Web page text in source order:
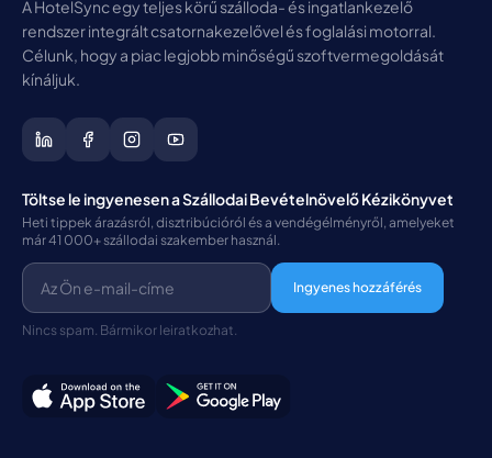
A HotelSync egy teljes körű szálloda- és ingatlankezelő
rendszer integrált csatornakezelővel és foglalási motorral.
Célunk, hogy a piac legjobb minőségű szoftvermegoldását
kínáljuk.
Töltse le ingyenesen a Szállodai Bevételnövelő Kézikönyvet
Heti tippek árazásról, disztribúcióról és a vendégélményről, amelyeket
már 41 000+ szállodai szakember használ.
Ingyenes hozzáférés
Nincs spam. Bármikor leiratkozhat.